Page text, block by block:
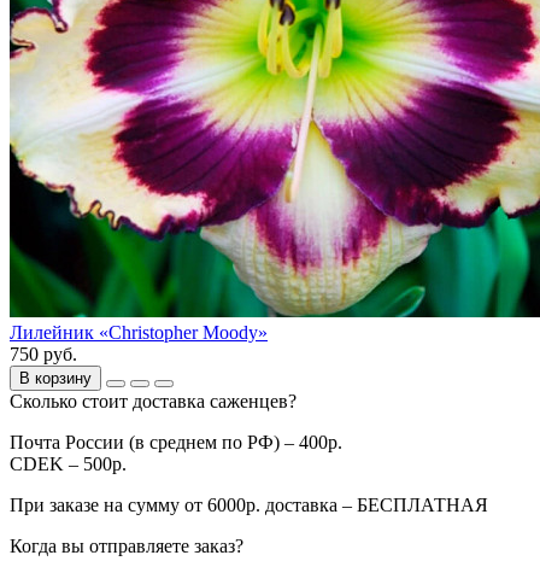
Лилейник «Christopher Moody»
750 руб.
В корзину
Сколько стоит доставка саженцев?
Почта России (в среднем по РФ) – 400р.
CDEK – 500р.
При заказе на сумму от 6000р. доставка – БЕСПЛАТНАЯ
Когда вы отправляете заказ?